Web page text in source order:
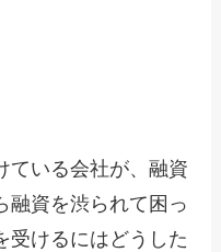
ている会社が、融資
融資を渋られて困っ
受けるにはどうした